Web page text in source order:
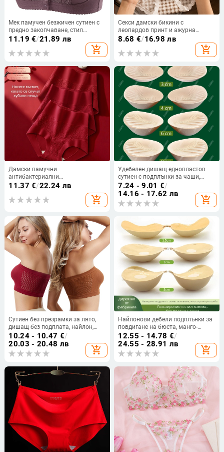
Мек памучен безжичен сутиен с
предно закопчаване, стил
жилетка, дантела, ултра тънки
чашки, голям размер за зрели
жени
11.19 €/21.89 лв
add_shopping_cart
Секси дамски бикини с
леопардов принт и ажурна
дантела, дишащи ледена
коприна, летен модел, средна
талия
8.68 €/16.98 лв
add_shopping_cart
Дамски памучни
антибактериални
високоеластични формиращи
комфортно повдигане на задните
11.37 €/22.24 лв
add_shopping_cart
Удебелен дишащ еднопластов
сутиен с подплънки за чаши,
топъл за спорт и йога
7.24 - 9.01 €/
14.16 - 17.62 лв
add_shopping_cart
Сутиен без презрамки за лято,
дишащ без подплата, найлон,
корсетоподобен wrap дизайн
10.24 - 10.47 €/
20.03 - 20.48 лв
add_shopping_cart
Найлонови дебели подплънки за
повдигане на бюста, манго-
образна форма на зърното,
дишащи, невидими, лъскави, за
сватбени рокли
12.55 - 14.78 €/
24.55 - 28.91 лв
add_shopping_cart